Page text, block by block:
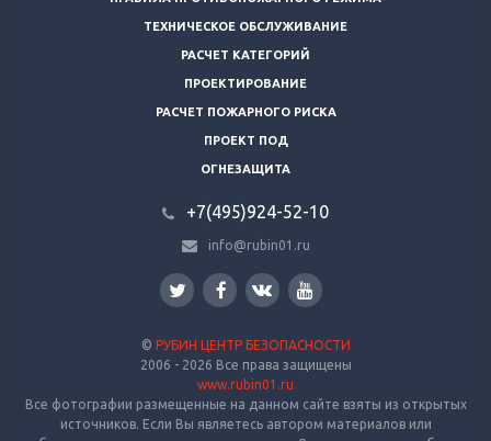
ТЕХНИЧЕСКОЕ ОБСЛУЖИВАНИЕ
РАСЧЕТ КАТЕГОРИЙ
ПРОЕКТИРОВАНИЕ
РАСЧЕТ ПОЖАРНОГО РИСКА
ПРОЕКТ ПОД
ОГНЕЗАЩИТА
+7(495)924-52-10
info@rubin01.ru
© РУБИН ЦЕНТР БЕЗОПАСНОСТИ
2006 - 2026 Все права защищены
www.rubin01.ru
Все фотографии размещенные на данном сайте взяты из открытых
источников. Если Вы являетесь автором материалов или